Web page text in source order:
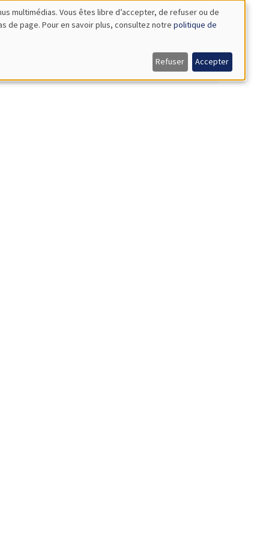
multimédias. Vous êtes libre d’accepter, de refuser ou de
de page. Pour en savoir plus, consultez notre politique de
Refuser Accepter